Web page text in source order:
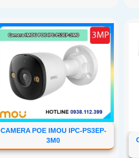
CAMERA POE IMOU IPC-PS3EP-
3M0